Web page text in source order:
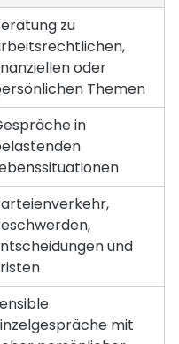
zu
oder
Themen
in
und
mit